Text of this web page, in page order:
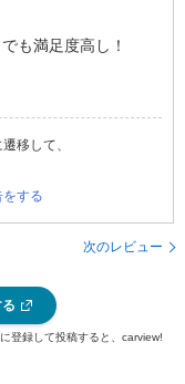
も満足度高し！
移して、
をする
次のレビュー
登録して投稿すると、carview!